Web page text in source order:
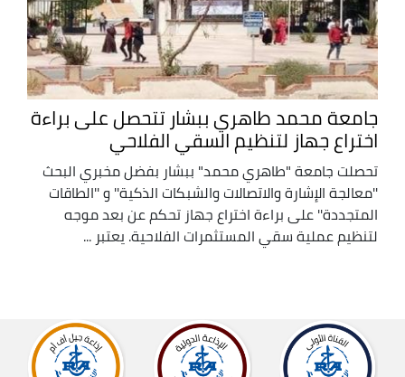
جامعة محمد طاهري ببشار تتحصل على براءة
اختراع جهاز لتنظيم السقي الفلاحي
تحصلت جامعة "طاهري محمد" ببشار بفضل مخبري البحث
''معالجة الإشارة والاتصالات والشبكات الذكية'' و ''الطاقات
المتجددة'' على براءة اختراع جهاز تحكم عن بعد موجه
لتنظيم عملية سقي المستثمرات الفلاحية. يعتبر ...